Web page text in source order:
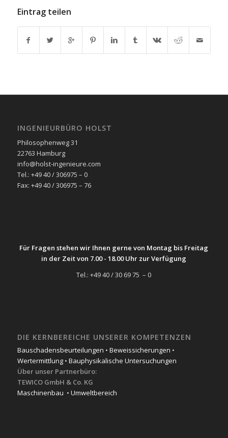
Eintrag teilen
INGENIEURBÜRO HOLST
Philosophenweg 31
22763 Hamburg
info@holst-ingenieure.com
Tel.: +49 40 / 306975 – 0
Fax: +49 40 / 306975 – 76
Für Fragen stehen wir Ihnen gerne von Montag bis Freitag
in der Zeit von 7.00 - 18.00 Uhr zur Verfügung
Tel.: +49 40 / 30 69 75 – 0
DIE KERNBEREICHE UNSERER KOMPETENZEN
Bauschadensbeurteilungen • Beweissicherungen •
Wertermittlung• Bauphysikalische Untersuchungen
Über unser Partnerbüro:
TEWICO GmbH & Co. KG
Maschinenbau • Umweltbereich